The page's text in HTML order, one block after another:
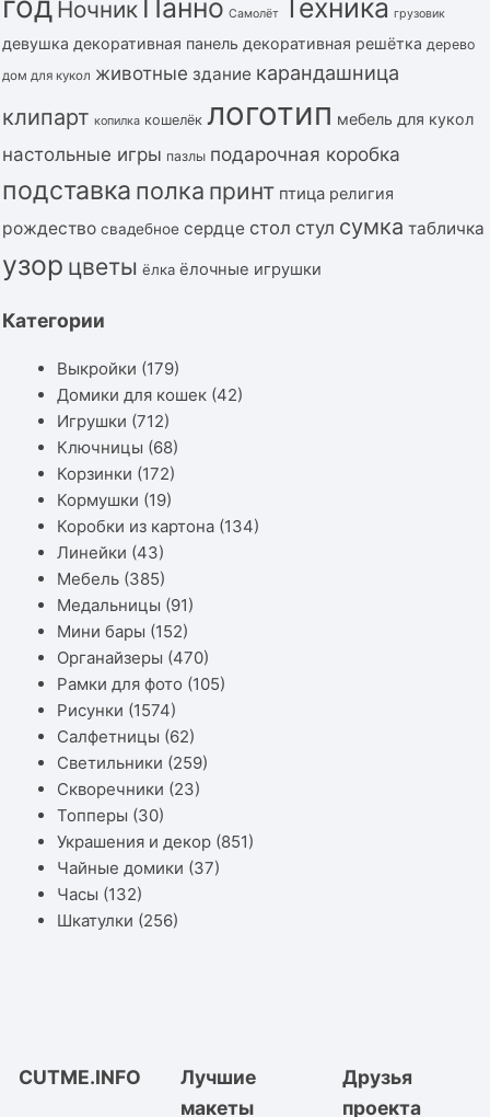
Ночник Панно Самолёт Техника грузовик
девушка декоративная панель декоративная решётка дерево
дом для кукол животные здание карандашница
клипарт копилка кошелёк логотип мебель для кукол
настольные игры пазлы подарочная коробка
подставка полка принт птица религия
рождество свадебное сердце стол стул сумка табличка
узор цветы ёлка ёлочные игрушки
Категории
Выкройки (179)
Домики для кошек (42)
Игрушки (712)
Ключницы (68)
Корзинки (172)
Кормушки (19)
Коробки из картона (134)
Линейки (43)
Мебель (385)
Медальницы (91)
Мини бары (152)
Органайзеры (470)
Рамки для фото (105)
Рисунки (1574)
Салфетницы (62)
Светильники (259)
Скворечники (23)
Топперы (30)
Украшения и декор (851)
Чайные домики (37)
Часы (132)
Шкатулки (256)
CUTME.INFO
Лучшие
макеты
Друзья
проекта